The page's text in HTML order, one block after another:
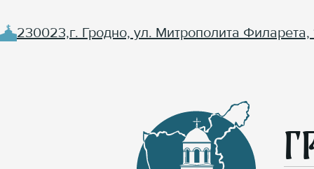
230023,г. Гродно, ул. Митрополита Филарета,